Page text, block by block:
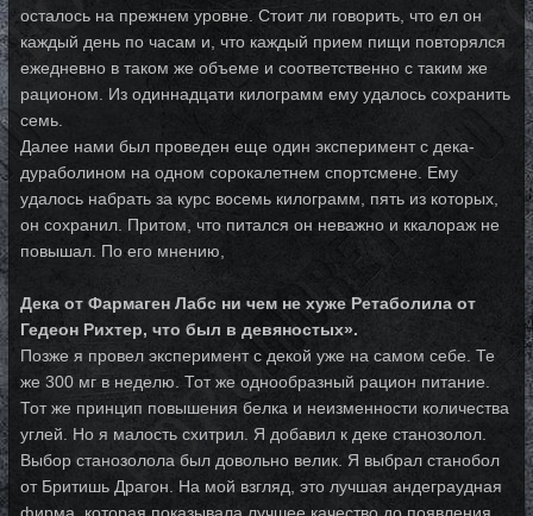
осталось на прежнем уровне. Стоит ли говорить, что ел он
каждый день по часам и, что каждый прием пищи повторялся
ежедневно в таком же объеме и соответственно с таким же
рационом. Из одиннадцати килограмм ему удалось сохранить
семь.
Далее нами был проведен еще один эксперимент с дека-
дураболином на одном сорокалетнем спортсмене. Ему
удалось набрать за курс восемь килограмм, пять из которых,
он сохранил. Притом, что питался он неважно и ккалораж не
повышал. По его мнению,
Дека от Фармаген Лабс ни чем не хуже Ретаболила от
Гедеон Рихтер, что был в девяностых».
Позже я провел эксперимент с декой уже на самом себе. Те
же 300 мг в неделю. Тот же однообразный рацион питание.
Тот же принцип повышения белка и неизменности количества
углей. Но я малость схитрил. Я добавил к деке станозолол.
Выбор станозолола был довольно велик. Я выбрал станобол
от Бритишь Драгон. На мой взгляд, это лучшая андеграудная